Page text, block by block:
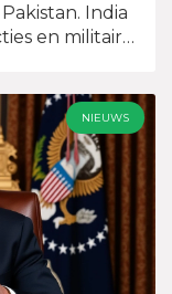
India
en militaire
NIEUWS